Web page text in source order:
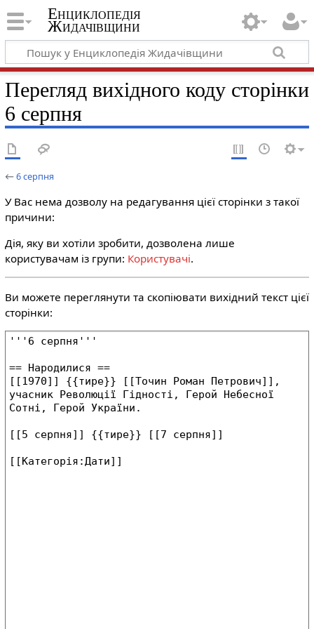
Енциклопедія
Жидачівщини
Перегляд вихідного коду сторінки
6 серпня
←6 серпня
У Вас нема дозволу на редагування цієї сторінки з такої
причини:
Дія, яку ви хотіли зробити, дозволена лише
користувачам із групи: Користувачі.
Ви можете переглянути та скопіювати вихідний текст цієї
сторінки: